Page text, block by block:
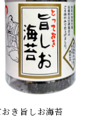
おき旨しお海苔